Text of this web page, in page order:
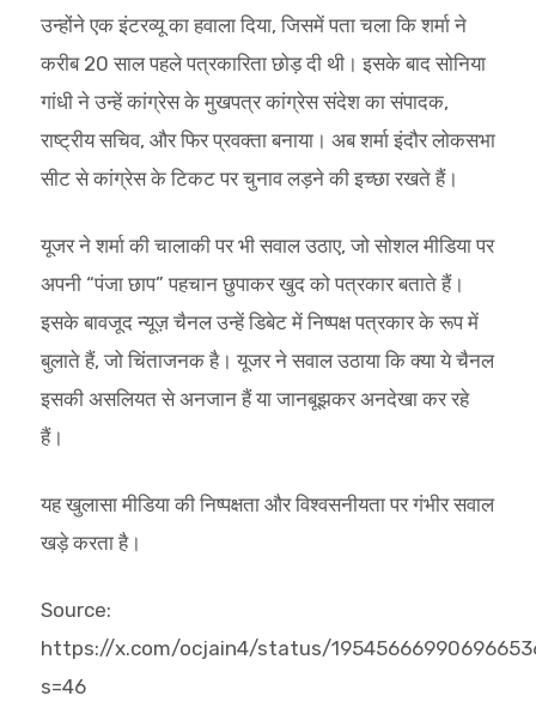
उन्होंने एक इंटरव्यू का हवाला दिया, जिसमें पता चला कि शर्मा ने
करीब 20 साल पहले पत्रकारिता छोड़ दी थी। इसके बाद सोनिया
गांधी ने उन्हें कांग्रेस के मुखपत्र कांग्रेस संदेश का संपादक,
राष्ट्रीय सचिव, और फिर प्रवक्ता बनाया। अब शर्मा इंदौर लोकसभा
सीट से कांग्रेस के टिकट पर चुनाव लड़ने की इच्छा रखते हैं।
यूजर ने शर्मा की चालाकी पर भी सवाल उठाए, जो सोशल मीडिया पर
अपनी “पंजा छाप” पहचान छुपाकर खुद को पत्रकार बताते हैं।
इसके बावजूद न्यूज़ चैनल उन्हें डिबेट में निष्पक्ष पत्रकार के रूप में
बुलाते हैं, जो चिंताजनक है। यूजर ने सवाल उठाया कि क्या ये चैनल
इसकी असलियत से अनजान हैं या जानबूझकर अनदेखा कर रहे
हैं।
यह खुलासा मीडिया की निष्पक्षता और विश्वसनीयता पर गंभीर सवाल
खड़े करता है।
Source:
https://x.com/ocjain4/status/
s=46